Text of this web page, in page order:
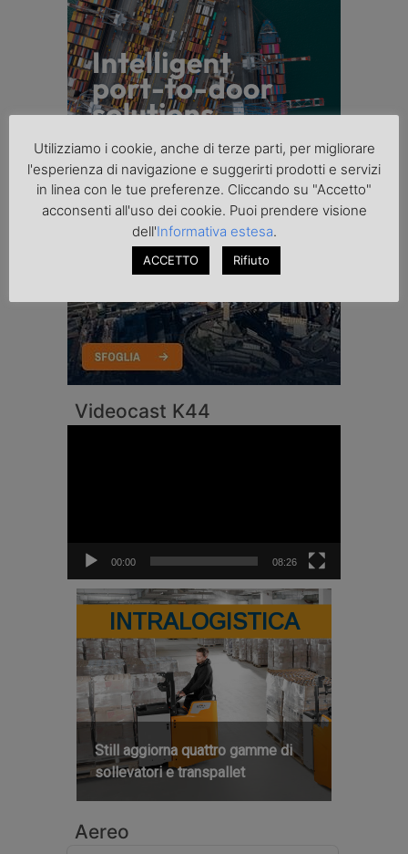
Videocast K44
00:00 08:26
INTRALOGISTICA
Still aggiorna quattro gamme di
sollevatori e transpallet
Aereo
Utilizziamo i cookie, anche di terze parti, per migliorare
l'esperienza di navigazione e suggerirti prodotti e servizi
in linea con le tue preferenze. Cliccando su "Accetto"
acconsenti all'uso dei cookie. Puoi prendere visione
dell'Informativa estesa.
ACCETTO Rifiuto